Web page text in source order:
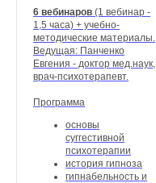
6 вебинаров (1 вебинар -
1,5 часа) + учебно-
методические материалы.
Ведущая: Панченко
Евгения - доктор мед.наук,
врач-психотерапевт.
Программа
основы
суггестивной
психотерапии
история гипноза
гипнабельность и